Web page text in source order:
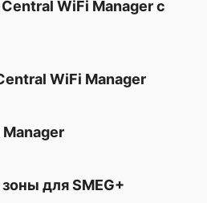
WiFi Manager с
WiFi Manager
для SMEG+